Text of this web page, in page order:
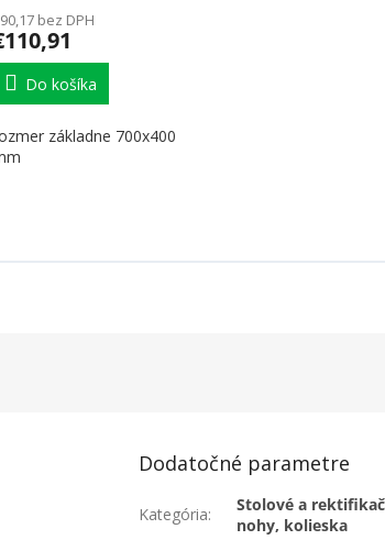
bez DPH
Do košíka
základne 700x400
Dodatočné parametre
Kategória:
Stolové a
nohy, kolieska